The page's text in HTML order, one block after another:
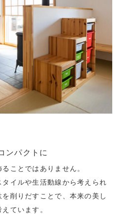
ンパクトに
ことではありません。
イルや生活動線から考えられ
削りだすことで、本来の美し
ています。
ネ設計に
には、計算や測定に基づく根
計画している建物から損失さ
をし、必要な暖房エネルギー
かりの内装。安全のために
族が安心できる場所でなくて
全な構造計画と、自社施工だ
み始めてからの管理が重要
ンテナンスにより、ずっと安
のエコハウスが実現します。
に訪問し、住まいの状況を把